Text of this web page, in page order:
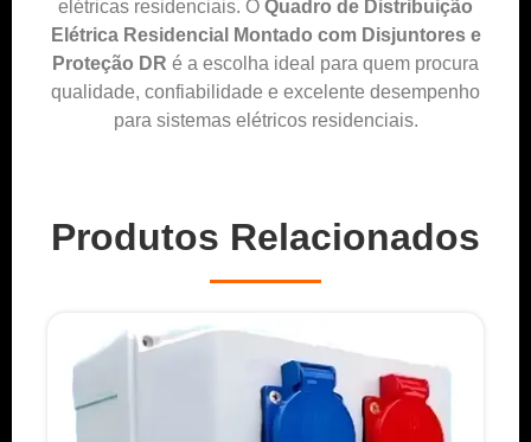
elétricas residenciais. O Quadro de Distribuição
Elétrica Residencial Montado com Disjuntores e
Proteção DR é a escolha ideal para quem procura
qualidade, confiabilidade e excelente desempenho
para sistemas elétricos residenciais.
Produtos Relacionados